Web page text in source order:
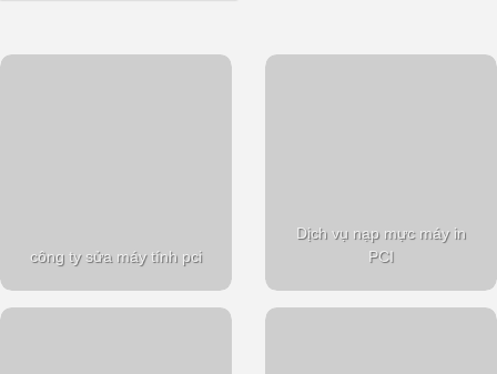
công ty sửa máy tính pci
Dịch vụ nạp mực máy in
PCI